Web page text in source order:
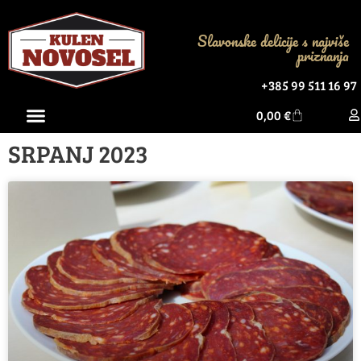
Slavonske delicije s najviše
priznanja
+385 99 511 16 97
0,00€
SRPANJ 2023